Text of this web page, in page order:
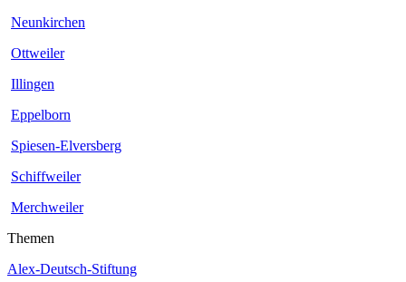
Neunkirchen
Ottweiler
Illingen
Eppelborn
Spiesen-Elversberg
Schiffweiler
Merchweiler
Themen
Alex-Deutsch-Stiftung